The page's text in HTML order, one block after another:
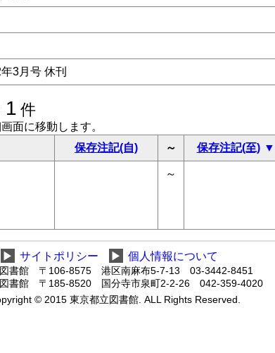
3月号 休刊
1 件
面に移動します。
保存注記(自) ～ 保存注記(至)
～
▶ サイトポリシー ▶ 個人情報について
図書館 〒106-8575 港区南麻布5-7-13 03-3442-8451
図書館 〒185-8520 国分寺市泉町2-2-26 042-359-4020
© 2015 東京都立図書館. ALL Rights Reserved.